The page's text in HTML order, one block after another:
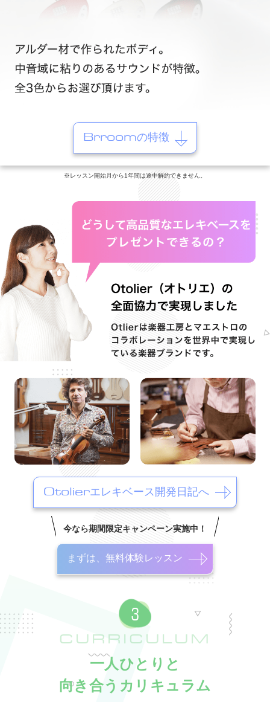
Brroomの特徴
※レッスン開始月から1年間は途中解約できません。
Otolierエレキベース開発日記へ
今なら期間限定キャンペーン実施中！
まずは、無料体験レッスン
CURRICULUM
一人ひとりと
向き合うカリキュラム